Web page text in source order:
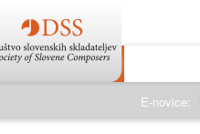
E-novice: